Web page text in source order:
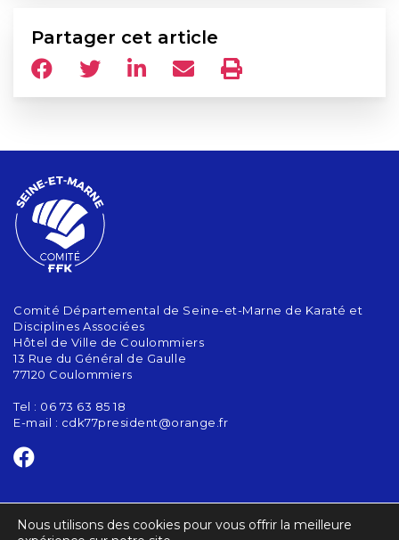
Partager cet article
Comité Départemental de Seine-et-Marne de Karaté et
Disciplines Associées
Hôtel de Ville de Coulommiers
13 Rue du Général de Gaulle
77120 Coulommiers
Tel : 06 73 63 85 18
E-mail : cdk77president@orange.fr
ACTUALITÉS
Nous utilisons des cookies pour vous offrir la meilleure